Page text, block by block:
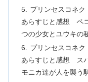
プリンセスコネ
あらすじと感想 ペ
つの少女とユウキの
プリンセスコネ
あらすじと感想 ス
モニカ達が人を襲う